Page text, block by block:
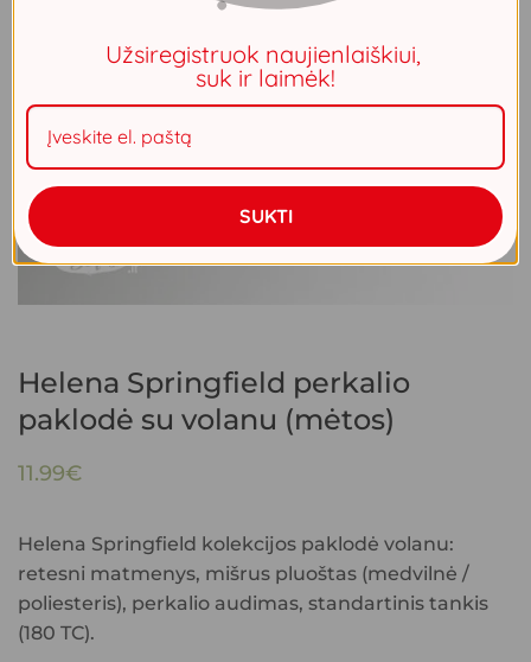
Helena Springfield perkalio
paklodė su volanu (mėtos)
11.99€
Helena Springfield kolekcijos paklodė volanu:
retesni matmenys, mišrus pluoštas (medvilnė /
poliesteris), perkalio audimas, standartinis tankis
(180 TC).
Užsiregistruok naujienlaiškiui,
suk ir laimėk!
SUKTI